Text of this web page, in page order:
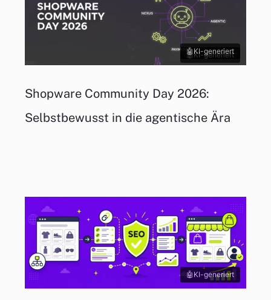
KI-generiert
KI-generiert
Shopware Community Day 2026:
Selbstbewusst in die agentische Ära
KI-generiert